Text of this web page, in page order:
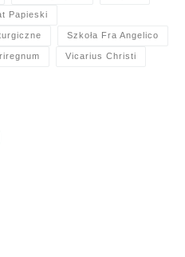
Papieski
Szkoła Fra Angelico
Vicarius Christi